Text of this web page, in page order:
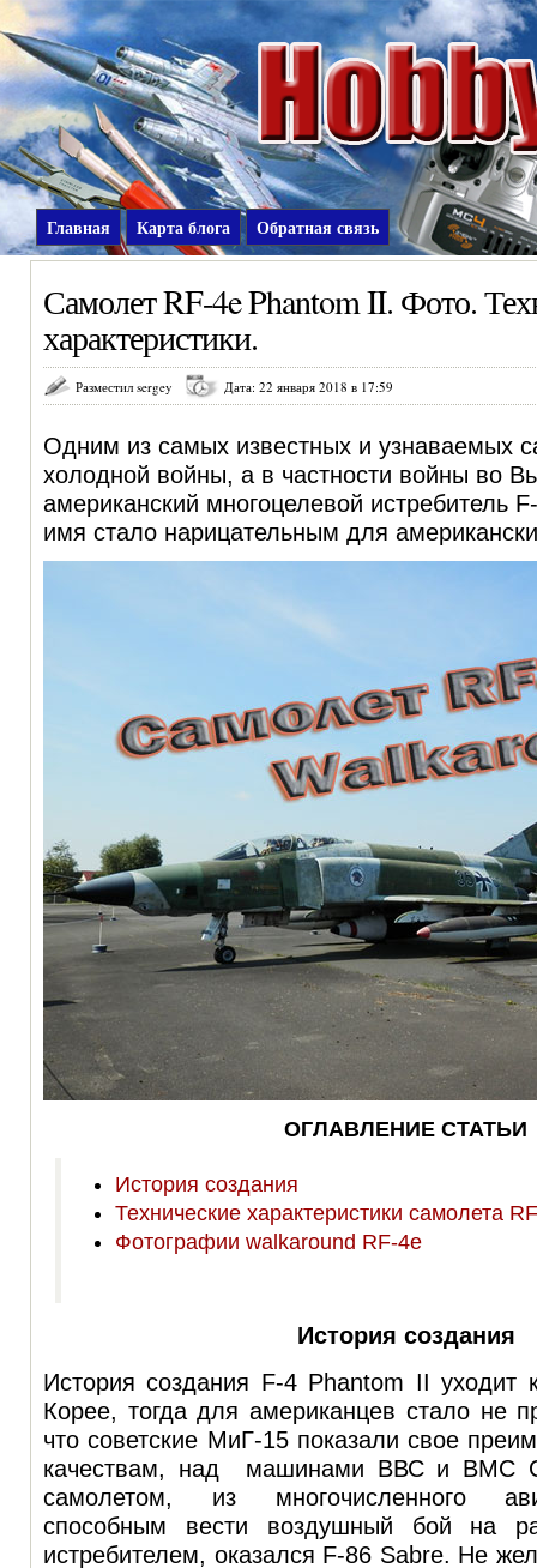
Главная Карта блога Обратная связь
Самолет RF-4e Phantom II. Фото.
характеристики.
Разместил sergey Дата: 22 января 2018 в 17:59
Одним из самых известных и узнаваемых
холодной войны, а в частности войны во
американский многоцелевой истребитель
имя стало нарицательным для
ОГЛАВЛЕНИЕ СТАТЬИ
История создания
Технические характеристики самолета
Фотографии walkaround RF-4e
История создания
История создания F-4 Phantom II
Корее, тогда для американцев стало не
что советские МиГ-15 показали свое
качествам, над машинами ВВС и ВМС
самолетом, из многочисленного
способным вести воздушный бой на
истребителем, оказался F-86 Sabre. Не